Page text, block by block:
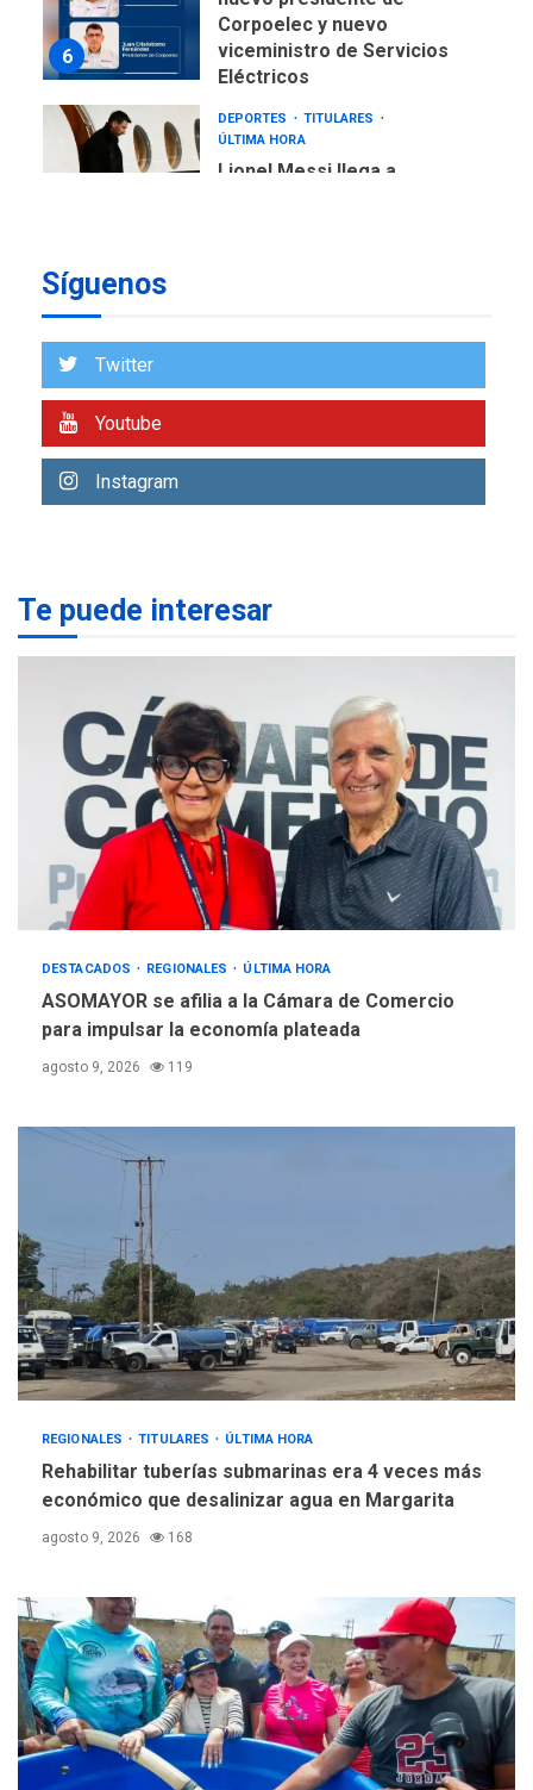
6
viceministro de Servicios
Eléctricos
DEPORTES
TITULARES
Lionel Messi llega a
Argentina para despedir a
1
Rehabilitar tuberías
más económico que
REGIONALES
de almacenamiento de agua
4
REGIONALES ÚLTIMA HORA
Alcaldía de Maneiro sigue
atendiendo falta de agua
con plan de contingencia
5
OPINIÓN ÚLTIMA HORA
Manuel Avila
Síguenos
Twitter
Youtube
Instagram
Te puede interesar
DESTACADOS REGIONALES ÚLTIMA HORA
ASOMAYOR se afilia a la Cámara de Comercio
para impulsar la economía plateada
agosto 9, 2026 119
REGIONALES TITULARES ÚLTIMA HORA
Rehabilitar tuberías submarinas era 4 veces más
económico que desalinizar agua en Margarita
agosto 9, 2026 168